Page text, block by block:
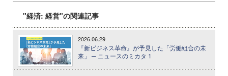
"経済: 経営"の関連記事
2026.06.29
『新ビジネス革命』が予見した「労働組合の未
来」 ─ ニュースのミカタ 1